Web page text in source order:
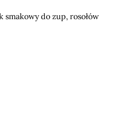
smakowy do zup, rosołów